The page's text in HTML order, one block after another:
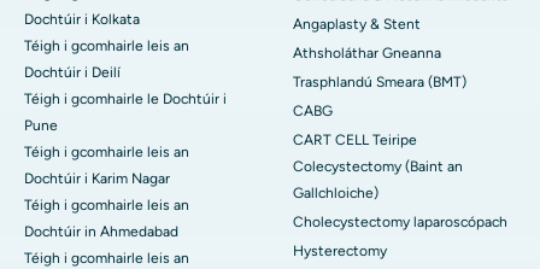
Dochtúir i Kolkata
Téigh i gcomhairle leis an
Dochtúir i Deilí
Téigh i gcomhairle le Dochtúir i
Pune
Téigh i gcomhairle leis an
Dochtúir i Karim Nagar
Téigh i gcomhairle leis an
Dochtúir in Ahmedabad
Téigh i gcomhairle leis an
Angaplasty & Stent
Athsholáthar Gneanna
Trasphlandú Smeara (BMT)
CABG
CART CELL Teiripe
Colecystectomy (Baint an
Gallchloiche)
Cholecystectomy laparoscópach
Hysterectomy